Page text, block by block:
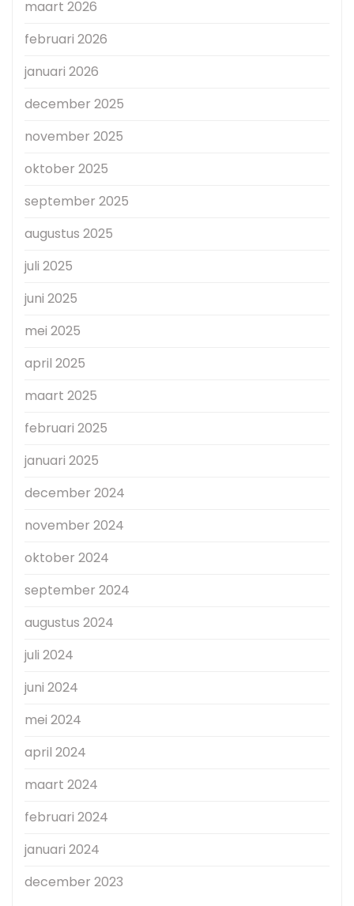
maart 2026
februari 2026
januari 2026
december 2025
november 2025
oktober 2025
september 2025
augustus 2025
juli 2025
juni 2025
mei 2025
april 2025
maart 2025
februari 2025
januari 2025
december 2024
november 2024
oktober 2024
september 2024
augustus 2024
juli 2024
juni 2024
mei 2024
april 2024
maart 2024
februari 2024
januari 2024
december 2023